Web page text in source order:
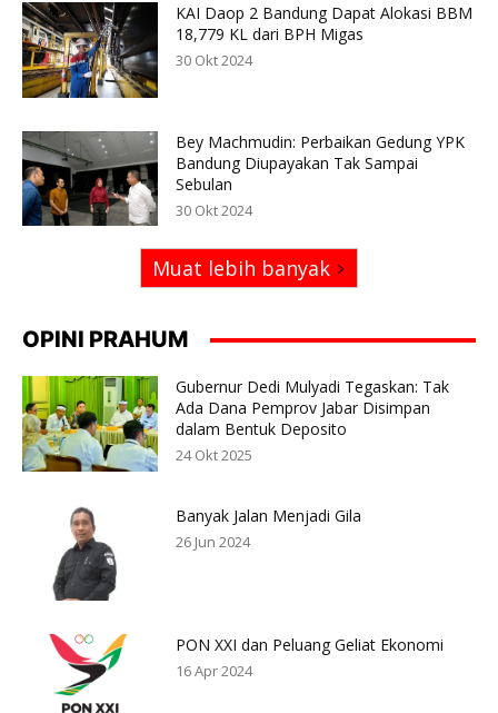
KAI Daop 2 Bandung Dapat Alokasi BBM
18,779 KL dari BPH Migas
30 Okt 2024
Bey Machmudin: Perbaikan Gedung YPK
Bandung Diupayakan Tak Sampai
Sebulan
30 Okt 2024
Muat lebih banyak
OPINI PRAHUM
Gubernur Dedi Mulyadi Tegaskan: Tak
Ada Dana Pemprov Jabar Disimpan
dalam Bentuk Deposito
24 Okt 2025
Banyak Jalan Menjadi Gila
26 Jun 2024
PON XXI dan Peluang Geliat Ekonomi
16 Apr 2024